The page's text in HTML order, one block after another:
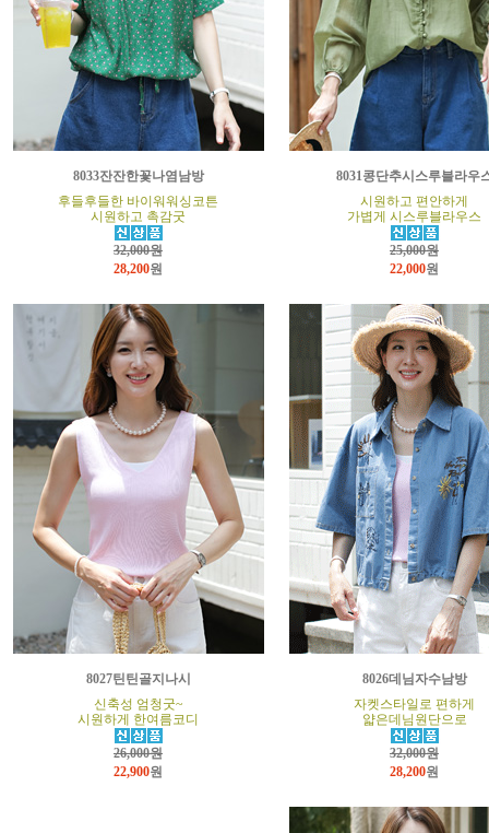
8033잔잔한꽃나염남방
후들후들한 바이워워싱코튼
시원하고 촉감굿
32,000원
28,200원
8031콩단추시스루블라우
시원하고 편안하게
가볍게 시스루블라우스
25,000원
22,000원
8027틴틴골지나시
신축성 엄청굿~
시원하게 한여름코디
26,000원
22,900원
8026데님자수남방
자켓스타일로 편하게
얇은데님원단으로
32,000원
28,200원